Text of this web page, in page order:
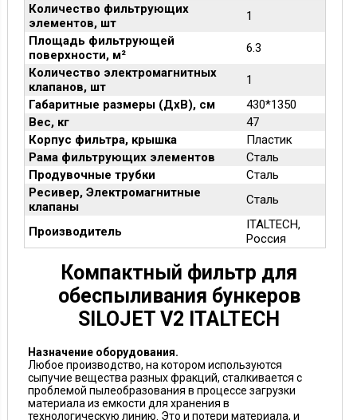
Количество фильтрующих
элементов, шт
1
Площадь фильтрующей
поверхности, м²
6.3
Количество электромагнитных
клапанов, шт
1
Габаритные размеры (ДхВ), см
430*1350
Вес, кг
47
Корпус фильтра, крышка
Пластик
Рама фильтрующих элементов
Сталь
Продувочные трубки
Сталь
Ресивер, Электромагнитные
клапаны
Сталь
Производитель
ITALTECH,
Россия
Компактный фильтр для
обеспыливания бункеров
SILOJET V2 ITALTECH
Назначение оборудования.
Любое производство, на котором используются
сыпучие вещества разных фракций, сталкивается с
проблемой пылеобразования в процессе загрузки
материала из емкости для хранения в
технологическую линию. Это и потери материала, и